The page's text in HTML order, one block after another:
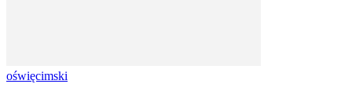
oświęcimski